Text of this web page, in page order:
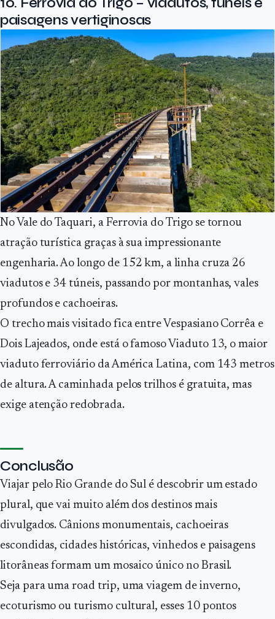
paisagens vertiginosas
No Vale do Taquari, a Ferrovia do Trigo se tornou
atração turística graças à sua impressionante
engenharia. Ao longo de 152 km, a linha cruza 26
viadutos e 34 túneis, passando por montanhas, vales
profundos e cachoeiras.
O trecho mais visitado fica entre Vespasiano Corrêa e
Dois Lajeados, onde está o famoso Viaduto 13, o maior
viaduto ferroviário da América Latina, com 143 metros
de altura. A caminhada pelos trilhos é gratuita, mas
exige atenção redobrada.
Conclusão
Viajar pelo Rio Grande do Sul é descobrir um estado
plural, que vai muito além dos destinos mais
divulgados. Cânions monumentais, cachoeiras
escondidas, cidades históricas, vinhedos e paisagens
litorâneas formam um mosaico único no Brasil.
Seja para uma road trip, uma viagem de inverno,
ecoturismo ou turismo cultural, esses 10 pontos